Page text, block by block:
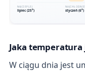
Jaka
W ciągu dnia jest